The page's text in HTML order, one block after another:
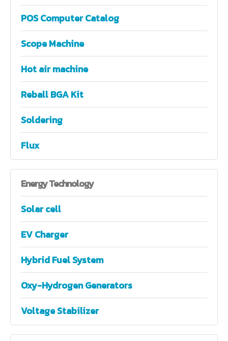
POS Computer Catalog
Scope Machine
Hot air machine
Reball BGA Kit
Soldering
Flux
EnergyTechnology
Solar cell
EV Charger
Hybrid Fuel System
Oxy-Hydrogen Generators
Voltage Stabilizer